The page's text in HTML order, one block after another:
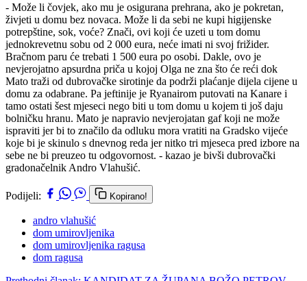
- Može li čovjek, ako mu je osigurana prehrana, ako je pokretan,
živjeti u domu bez novaca. Može li da sebi ne kupi higijenske
potrepštine, sok, voće? Znači, ovi koji će uzeti u tom domu
jednokrevetnu sobu od 2 000 eura, neće imati ni svoj frižider.
Bračnom paru će trebati 1 500 eura po osobi. Dakle, ovo je
nevjerojatno apsurdna priča u kojoj Olga ne zna što će reći dok
Mato traži od dubrovačke sirotinje da podrži plaćanje dijela cijene u
domu za odabrane. Pa jeftinije je Ryanairom putovati na Kanare i
tamo ostati šest mjeseci nego biti u tom domu u kojem ti još daju
bolničku hranu. Mato je napravio nevjerojatan gaf koji ne može
ispraviti jer bi to značilo da odluku mora vratiti na Gradsko vijeće
koje bi je skinulo s dnevnog reda jer nitko tri mjeseca pred izbore na
sebe ne bi preuzeo tu odgovornost. - kazao je bivši dubrovački
gradonačelnik Andro Vlahušić.
Podijeli: Kopirano!
andro vlahušić
dom umirovljenika
dom umirovljenika ragusa
dom ragusa